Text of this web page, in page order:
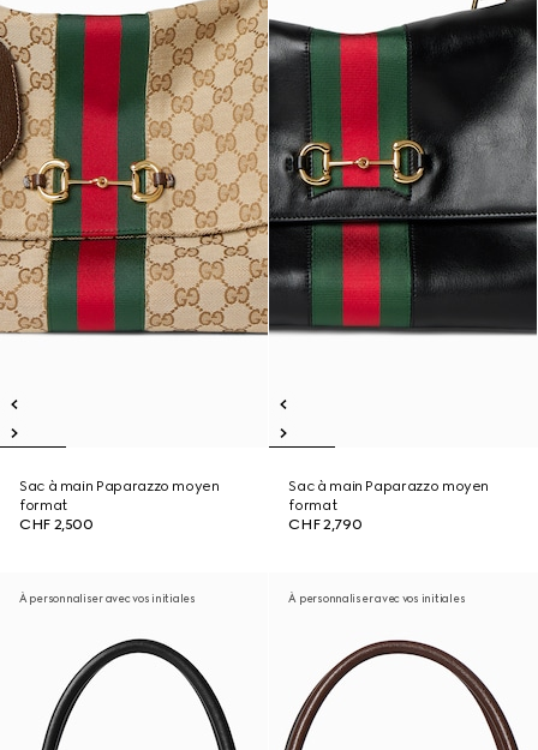
Sac à main Paparazzo moyen
format
CHF 2,500
Sac à main Paparazzo moyen
format
CHF 2,790
À personnaliser avec vos initiales À personnaliser avec vos initiales